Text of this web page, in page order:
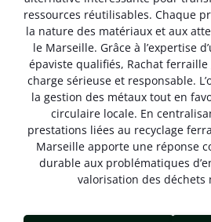
ressources réutilisables. Chaque
la nature des matériaux et aux
le Marseille. Grâce à l’expertise
épaviste qualifiés, Rachat
charge sérieuse et responsable.
la gestion des métaux tout en
circulaire locale. En
prestations liées au recyclage
Marseille apporte une réponse
durable aux problématiques
valorisation des déchets